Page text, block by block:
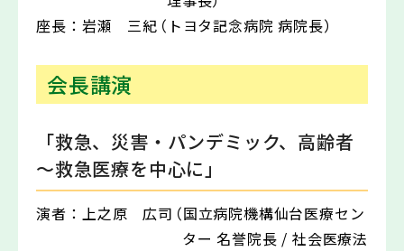
座長： 岩瀬 三紀（トヨタ記念病院 病院長）
会長講演
「救急、災害・パンデミック、高齢者
～救急医療を中心に」
演者： 上之原 広司（国立病院機構仙台医療セン
ター 名誉院長 / 社会医療法